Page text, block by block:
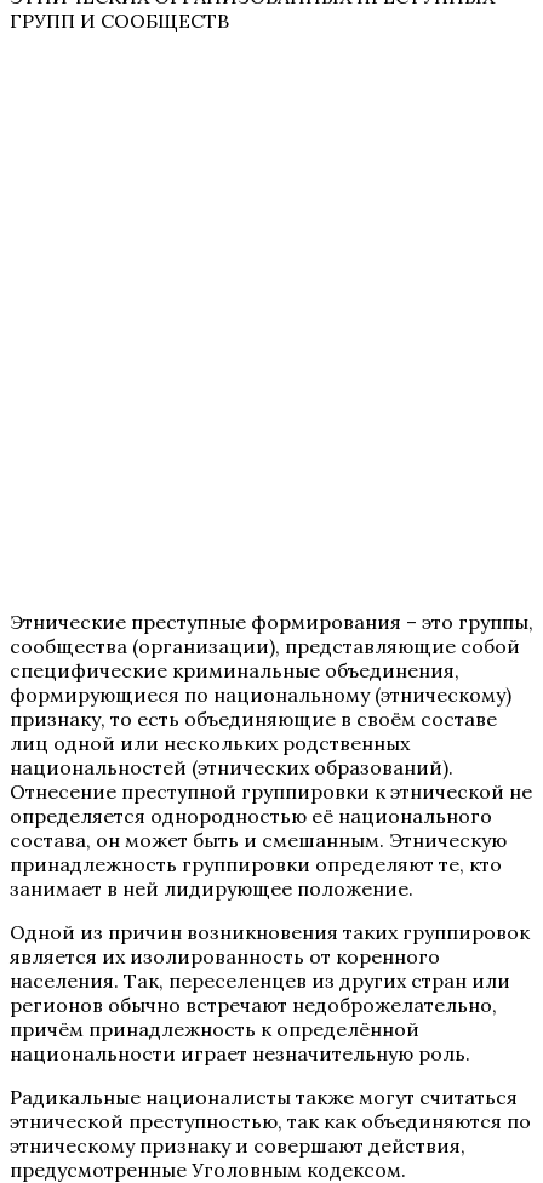
ГРУПП И СООБЩЕСТВ
Этнические преступные формирования – это группы,
сообщества (организации), представляющие собой
специфические криминальные объединения,
формирующиеся по национальному (этническому)
признаку, то есть объединяющие в своём составе
лиц одной или нескольких родственных
национальностей (этнических образований).
Отнесение преступной группировки к этнической не
определяется однородностью её национального
состава, он может быть и смешанным. Этническую
принадлежность группировки определяют те, кто
занимает в ней лидирующее положение.
Одной из причин возникновения таких группировок
является их изолированность от коренного
населения. Так, переселенцев из других стран или
регионов обычно встречают недоброжелательно,
причём принадлежность к определённой
национальности играет незначительную роль.
Радикальные националисты также могут считаться
этнической преступностью, так как объединяются по
этническому признаку и совершают действия,
предусмотренные Уголовным кодексом.